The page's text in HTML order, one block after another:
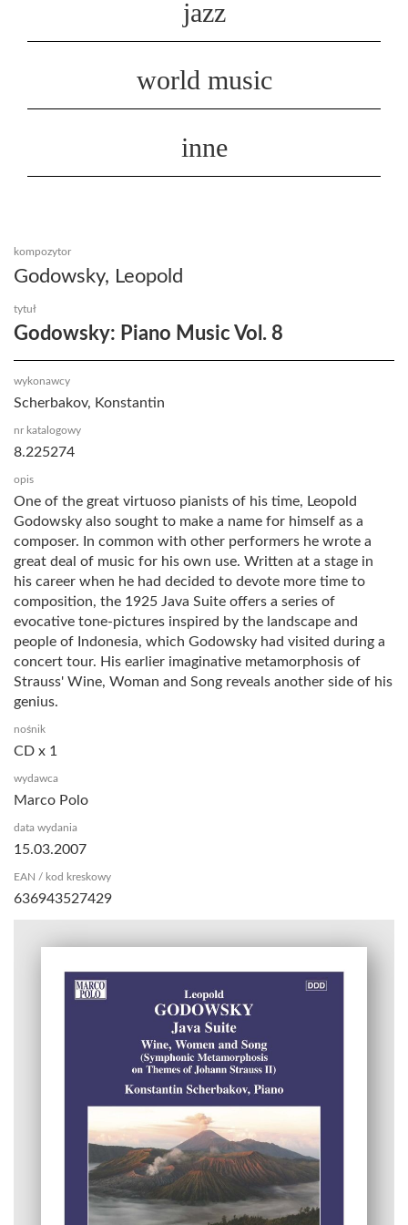
jazz
world music
inne
kompozytor
Godowsky, Leopold
tytuł
Godowsky: Piano Music Vol. 8
wykonawcy
Scherbakov, Konstantin
nr katalogowy
8.225274
opis
One of the great virtuoso pianists of his time, Leopold
Godowsky also sought to make a name for himself as a
composer. In common with other performers he wrote a
great deal of music for his own use. Written at a stage in
his career when he had decided to devote more time to
composition, the 1925 Java Suite offers a series of
evocative tone-pictures inspired by the landscape and
people of Indonesia, which Godowsky had visited during a
concert tour. His earlier imaginative metamorphosis of
Strauss' Wine, Woman and Song reveals another side of his
genius.
nośnik
CD x 1
wydawca
Marco Polo
data wydania
15.03.2007
EAN / kod kreskowy
636943527429